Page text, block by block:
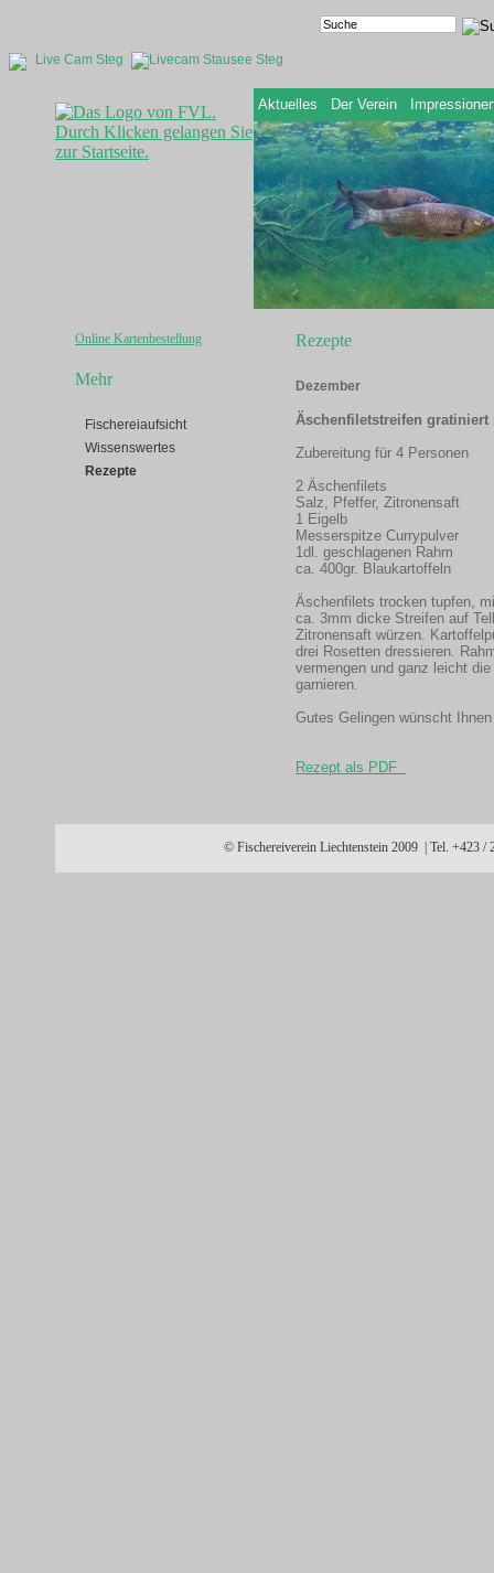
Live Cam Steg
Aktuelles Der Verein
Online Kartenbestellung
Mehr
Fischereiaufsicht
Wissenswertes
Rezepte
Rezepte
Dezember
Äschenfiletstreifen
Zubereitung für 4 Personen
2 Äschenfilets
Salz, Pfeffer, Zitronensaft
1 Eigelb
Messerspitze Currypulver
1dl. geschlagenen Rahm
ca. 400gr. Blaukartoffeln
Äschenfilets trocken tupfen,
ca. 3mm dicke Streifen auf
Zitronensaft würzen.
drei Rosetten dressieren.
vermengen und ganz leicht
garnieren.
Gutes Gelingen wünscht
Rezept als PDF
© Fischereiverein Liechtenstein 2009 | Tel. +423